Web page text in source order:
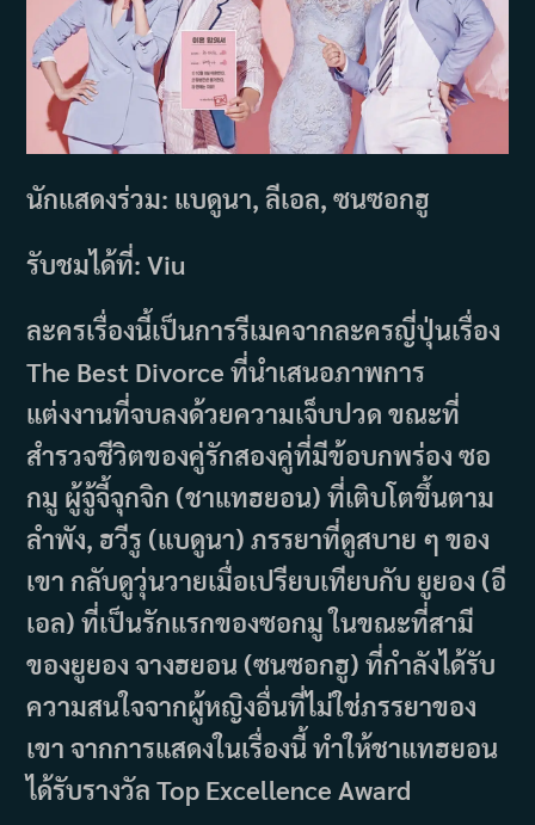
นักแสดงร่วม: แบดูนา, ลีเอล, ซนซอกฮู
รับชมได้ที่: Viu
ละครเรื่องนี้เป็นการรีเมคจากละครญี่ปุ่นเรื่อง
The Best Divorce ที่นำเสนอภาพการ
แต่งงานที่จบลงด้วยความเจ็บปวด ขณะที่
สำรวจชีวิตของคู่รักสองคู่ที่มีข้อบกพร่อง ซอ
กมู ผู้จู้จี้จุกจิก (ชาแทฮยอน) ที่เติบโตขึ้นตาม
ลำพัง, ฮวีรู (แบดูนา) ภรรยาที่ดูสบาย ๆ ของ
เขา กลับดูวุ่นวายเมื่อเปรียบเทียบกับ ยูยอง (อี
เอล) ที่เป็นรักแรกของซอกมู ในขณะที่สามี
ของยูยอง จางฮยอน (ซนซอกฮู) ที่กำลังได้รับ
ความสนใจจากผู้หญิงอื่นที่ไม่ใช่ภรรยาของ
เขา จากการแสดงในเรื่องนี้ ทำให้ชาแทฮยอน
ได้รับรางวัล Top Excellence Award